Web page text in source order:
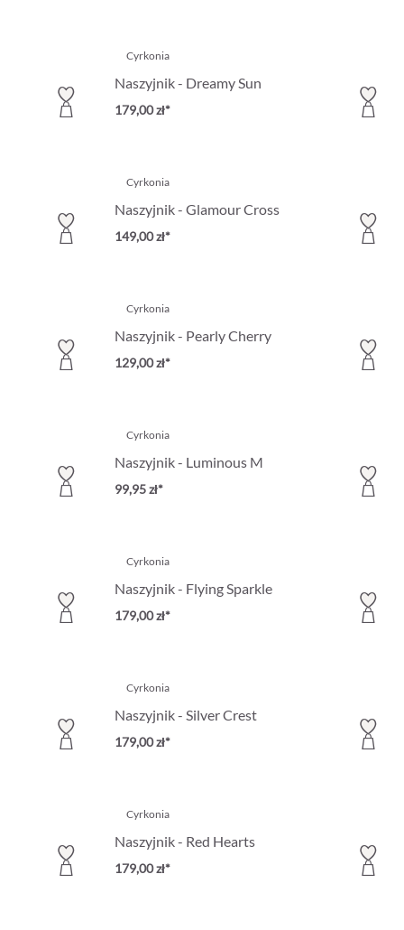
Cyrkonia
Naszyjnik - Dreamy Sun
179,00 zł*
Cyrkonia
Naszyjnik - Glamour Cross
149,00 zł*
Cyrkonia
Naszyjnik - Pearly Cherry
129,00 zł*
Cyrkonia
Naszyjnik - Luminous M
99,95 zł*
Cyrkonia
Naszyjnik - Flying Sparkle
179,00 zł*
Cyrkonia
Naszyjnik - Silver Crest
179,00 zł*
Cyrkonia
Naszyjnik - Red Hearts
179,00 zł*